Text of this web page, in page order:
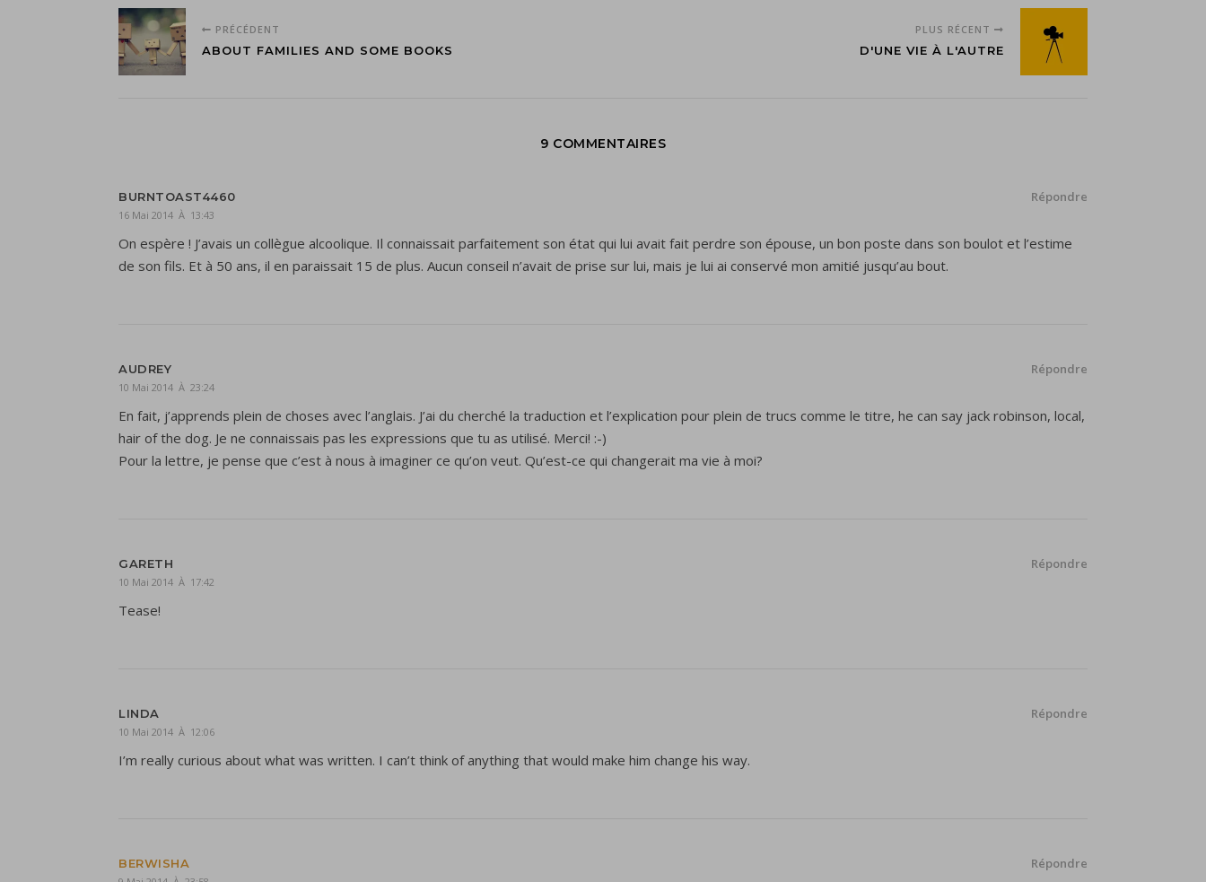
PRÉCÉDENT
ABOUT FAMILIES AND SOME BOOKS
PLUS RÉCENT
D'UNE VIE À L'AUTRE
9 COMMENTAIRES
BURNTOAST4460
16 Mai 2014 À 13:43
Répondre
On espère ! J’avais un collègue alcoolique. Il connaissait parfaitement son état qui lui avait fait perdre son épouse, un bon poste dans son boulot et l’estime
de son fils. Et à 50 ans, il en paraissait 15 de plus. Aucun conseil n’avait de prise sur lui, mais je lui ai conservé mon amitié jusqu’au bout.
AUDREY
10 Mai 2014 À 23:24
Répondre
En fait, j’apprends plein de choses avec l’anglais. J’ai du cherché la traduction et l’explication pour plein de trucs comme le titre, he can say jack robinson, local,
hair of the dog. Je ne connaissais pas les expressions que tu as utilisé. Merci! :-)
Pour la lettre, je pense que c’est à nous à imaginer ce qu’on veut. Qu’est-ce qui changerait ma vie à moi?
GARETH
10 Mai 2014 À 17:42
Répondre
Tease!
LINDA
10 Mai 2014 À 12:06
Répondre
I’m really curious about what was written. I can’t think of anything that would make him change his way.
BERWISHA Répondre